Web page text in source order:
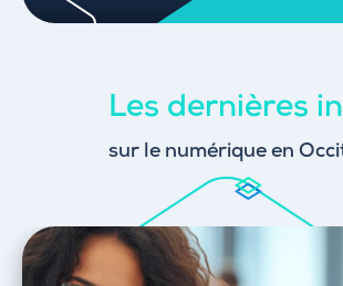
Les dernières
sur le numérique en